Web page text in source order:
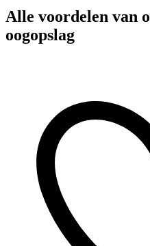
Alle voordelen van
oogopslag